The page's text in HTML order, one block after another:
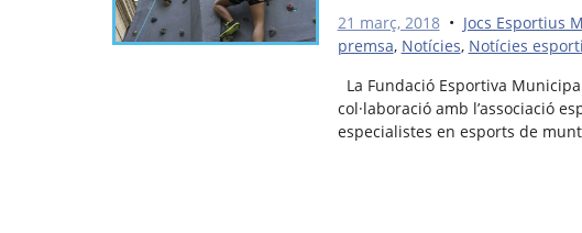
21 març, 2018• Jocs Esportius
premsa, Notícies, Notícies
La Fundació Esportiva
col·laboració amb l’associació
especialistes en esports de